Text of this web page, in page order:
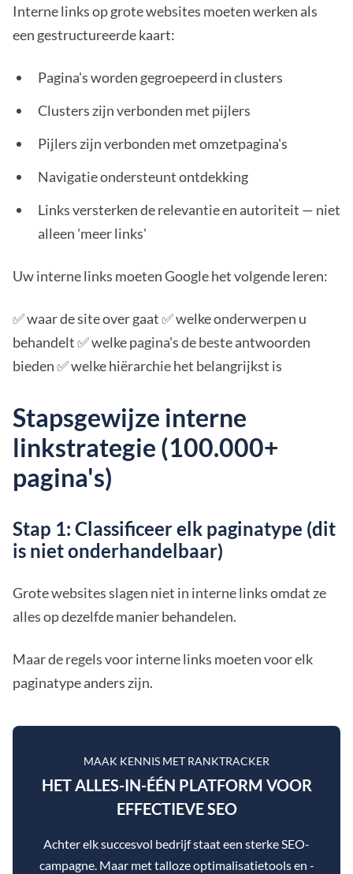
Interne links op grote websites moeten werken als
een gestructureerde kaart:
Pagina's worden gegroepeerd in clusters
Clusters zijn verbonden met pijlers
Pijlers zijn verbonden met omzetpagina's
Navigatie ondersteunt ontdekking
Links versterken de relevantie en autoriteit — niet
alleen 'meer links'
Uw interne links moeten Google het volgende leren:
✅ waar de site over gaat ✅ welke onderwerpen u
behandelt ✅ welke pagina's de beste antwoorden
bieden ✅ welke hiërarchie het belangrijkst is
Stapsgewijze interne
linkstrategie (100.000+
pagina's)
Stap 1: Classificeer elk paginatype (dit
is niet onderhandelbaar)
Grote websites slagen niet in interne links omdat ze
alles op dezelfde manier behandelen.
Maar de regels voor interne links moeten voor elk
paginatype anders zijn.
MAAK KENNIS MET RANKTRACKER
HET ALLES-IN-ÉÉN PLATFORM VOOR
EFFECTIEVE SEO
Achter elk succesvol bedrijf staat een sterke SEO-
campagne. Maar met talloze optimalisatietools en -